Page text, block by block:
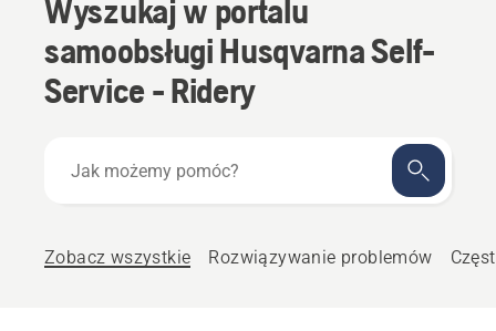
Wyszukaj w portalu
samoobsługi Husqvarna Self-
Service - Ridery
możemy
Zobacz wszystkie Rozwiązywanie problemów